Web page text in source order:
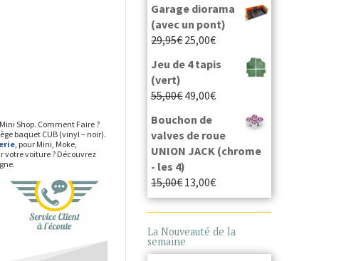
Shop. Comment Faire ?
baquet CUB (vinyl – noir).
, pour Mini, Moke,
votre voiture ? Découvrez
Garage diorama
(avec un pont)
29,95€25,00€
Jeu de 4 tapis
(vert)
55,00€49,00€
Bouchon de
valves de roue
UNION JACK (chrome
- les 4)
15,00€13,00€
La Nouveauté de la
semaine